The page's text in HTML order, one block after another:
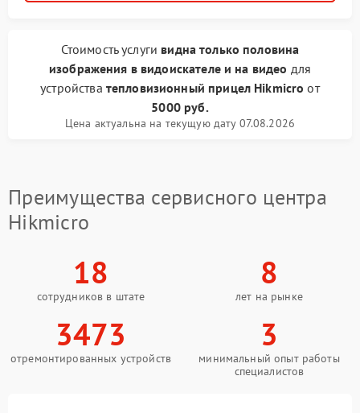
Стоимость услуги видна только половина
изображения в видоискателе и на видео для
устройства тепловизионный прицел Hikmicro от
5000 руб.
Цена актуальна на текущую дату 07.08.2026
Преимущества сервисного центра
Hikmicro
18
сотрудников в штате
8
лет на рынке
3473
отремонтированных устройств
3
минимальный опыт работы
специалистов